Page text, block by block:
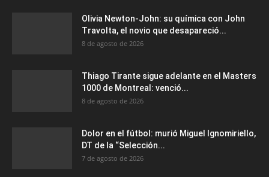
Olivia Newton-John: su química con John
Travolta, el novio que desapareció...
8 de agosto de 2026
Thiago Tirante sigue adelante en el Masters
1000 de Montreal: venció...
8 de agosto de 2026
Dolor en el fútbol: murió Miguel Ignomiriello,
DT de la “Selección...
7 de agosto de 2026